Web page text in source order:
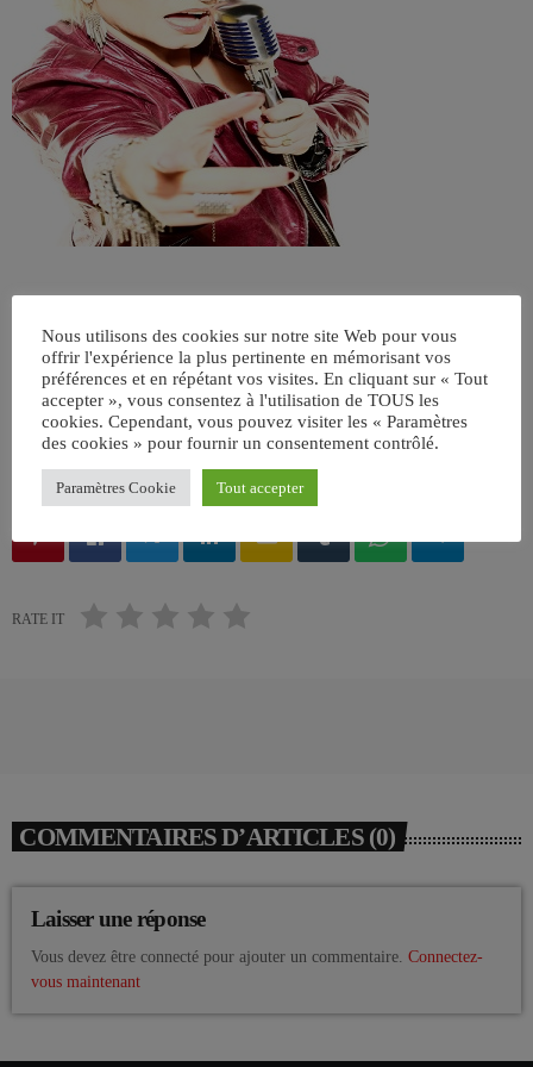
ÉCRIT PAR:JEAN-CLAUDE
email
RATE IT
COMMENTAIRES D’ARTICLES (0)
Laisser une réponse
Vous devez être connecté pour ajouter un commentaire. Connectez-
vous maintenant
Nous utilisons des cookies sur notre site Web pour vous
offrir l'expérience la plus pertinente en mémorisant vos
préférences et en répétant vos visites. En cliquant sur « Tout
accepter », vous consentez à l'utilisation de TOUS les
cookies. Cependant, vous pouvez visiter les « Paramètres
des cookies » pour fournir un consentement contrôlé.
Paramètres Cookie Tout accepter